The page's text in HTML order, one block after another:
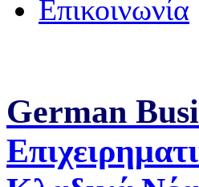
Επικοινωνία
German